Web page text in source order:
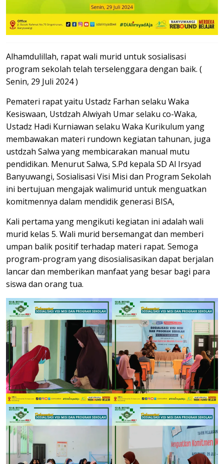
Alhamdulillah, rapat wali murid untuk sosialisasi
program sekolah telah terselenggara dengan baik. (
Senin, 29 Juli 2024 )
Pemateri rapat yaitu Ustadz Farhan selaku Waka
Kesiswaan, Ustdzah Alwiyah Umar selaku co-Waka,
Ustadz Hadi Kurniawan selaku Waka Kurikulum yang
membawakan materi rundown kegiatan tahunan, juga
ustdzah Salwa yang membicarakan manual mutu
pendidikan. Menurut Salwa, S.Pd kepala SD Al Irsyad
Banyuwangi, Sosialisasi Visi Misi dan Program Sekolah
ini bertujuan mengajak walimurid untuk menguatkan
komitmennya dalam mendidik generasi BISA,
Kali pertama yang mengikuti kegiatan ini adalah wali
murid kelas 5. Wali murid bersemangat dan memberi
umpan balik positif terhadap materi rapat. Semoga
program-program yang disosialisasikan dapat berjalan
lancar dan memberikan manfaat yang besar bagi para
siswa dan orang tua.